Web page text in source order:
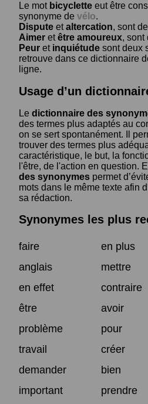
Le mot bicyclette eut être
synonyme de vélo.
Dispute etaltercation, sont
Aimer etêtre amoureux, sont
Peur et inquiétude sont deux
retrouve dans ce dictionnaire
ligne.
Usage d’un
Le dictionnaire des
des termes plus adaptés au
on se sert spontanément. Il
trouver des termes plus
caractéristique, le but, la
l'être, de l'action en question.
des synonymes permet
mots dans le même texte afin
sa rédaction.
Synonymes les plus
faire
en plus
anglais
mettre
en effet
contraire
être
avoir
problème
pour
travail
créer
demander
bien
important
prendre